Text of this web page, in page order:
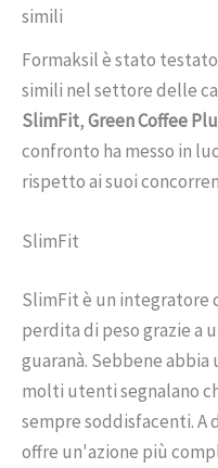
simili
Formaksil è stato
simili nel settore delle
SlimFit,Green Coffee
confronto ha messo in
rispetto ai suoi
SlimFit
SlimFit è un integratore
perdita di peso grazie a
guaranà. Sebbene
molti utenti segnalano
sempre soddisfacenti. A
offre un'azione più